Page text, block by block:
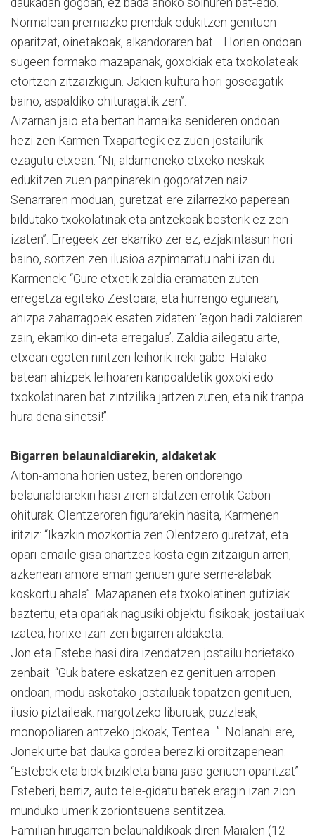
Normalean premiazko prendak edukitzen genituen
oparitzat, oinetakoak, alkandoraren bat… Horien ondoan
sugeen formako mazapanak, goxokiak eta txokolateak
etortzen zitzaizkigun. Jakien kultura hori goseagatik
baino, aspaldiko ohituragatik zen”.
Aizarnan jaio eta bertan hamaika senideren ondoan
hezi zen Karmen Txapartegik ez zuen jostailurik
ezagutu etxean. “Ni, aldameneko etxeko neskak
edukitzen zuen panpinarekin gogoratzen naiz.
Senarraren moduan, guretzat ere zilarrezko paperean
bildutako txokolatinak eta antzekoak besterik ez zen
izaten”. Erregeek zer ekarriko zer ez, ezjakintasun hori
baino, sortzen zen ilusioa azpimarratu nahi izan du
Karmenek: “Gure etxetik zaldia eramaten zuten
erregetza egiteko Zestoara, eta hurrengo egunean,
ahizpa zaharragoek esaten zidaten: ‘egon hadi zaldiaren
zain, ekarriko din-eta erregalua’. Zaldia ailegatu arte,
etxean egoten nintzen leihorik ireki gabe. Halako
batean ahizpek leihoaren kanpoaldetik goxoki edo
txokolatinaren bat zintzilika jartzen zuten, eta nik tranpa
hura dena sinetsi!”.
Bigarren belaunaldiarekin, aldaketak
Aiton-amona horien ustez, beren ondorengo
belaunaldiarekin hasi ziren aldatzen errotik Gabon
ohiturak. Olentzeroren figurarekin hasita, Karmenen
iritziz: “Ikazkin mozkortia zen Olentzero guretzat, eta
opari-emaile gisa onartzea kosta egin zitzaigun arren,
azkenean amore eman genuen gure seme-alabak
koskortu ahala”. Mazapanen eta txokolatinen gutiziak
baztertu, eta opariak nagusiki objektu fisikoak, jostailuak
izatea, horixe izan zen bigarren aldaketa.
Jon eta Estebe hasi dira izendatzen jostailu horietako
zenbait: “Guk batere eskatzen ez genituen arropen
ondoan, modu askotako jostailuak topatzen genituen,
ilusio piztaileak: margotzeko liburuak, puzzleak,
monopoliaren antzeko jokoak, Tentea…”. Nolanahi ere,
Jonek urte bat dauka gordea bereziki oroitzapenean:
“Estebek eta biok bizikleta bana jaso genuen oparitzat”.
Esteberi, berriz, auto tele-gidatu batek eragin izan zion
munduko umerik zoriontsuena sentitzea.
Familian hirugarren belaunaldikoak diren Maialen (12